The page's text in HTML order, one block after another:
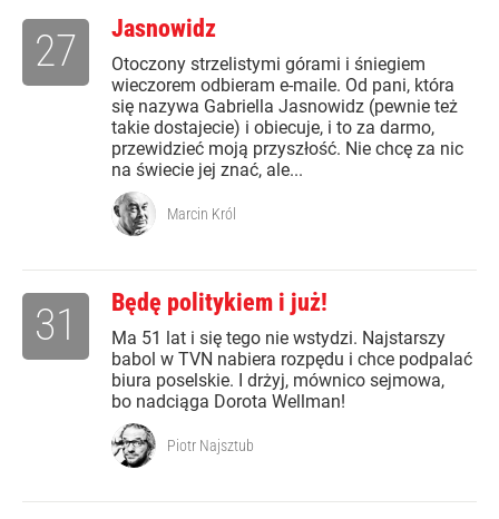
Jasnowidz
Otoczony strzelistymi górami i śniegiem
wieczorem odbieram e-maile. Od pani, która
się nazywa Gabriella Jasnowidz (pewnie też
takie dostajecie) i obiecuje, i to za darmo,
przewidzieć moją przyszłość. Nie chcę za nic
na świecie jej znać, ale...
27
Marcin Król
Będę politykiem i już!
Ma 51 lat i się tego nie wstydzi. Najstarszy
babol w TVN nabiera rozpędu i chce podpalać
biura poselskie. I drżyj, mównico sejmowa,
bo nadciąga Dorota Wellman!
31
Piotr Najsztub